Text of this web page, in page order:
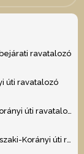
ravatalozó
úti ravatalozó
Demeter Ferenc - Északi-Korányi úti ravatalozó
Kóródy Árpád Sándorné - Északi-Korányi úti ravatalozó